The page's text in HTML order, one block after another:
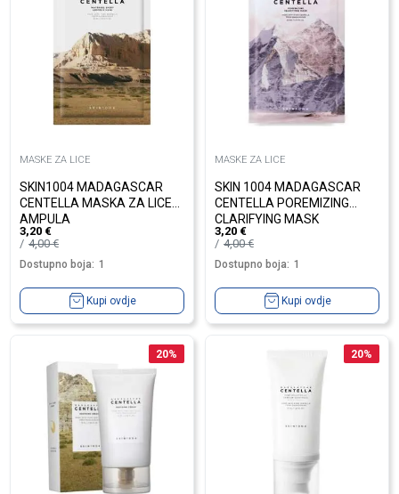
MASKE ZA LICE
SKIN1004 MADAGASCAR
CENTELLA MASKA ZA LICE
AMPULA
3,20 €
4,00€
Dostupno boja: 1
Kupi ovdje
MASKE ZA LICE
SKIN 1004 MADAGASCAR
CENTELLA POREMIZING
CLARIFYING MASK
3,20 €
4,00€
Dostupno boja: 1
Kupi ovdje
20% 20%